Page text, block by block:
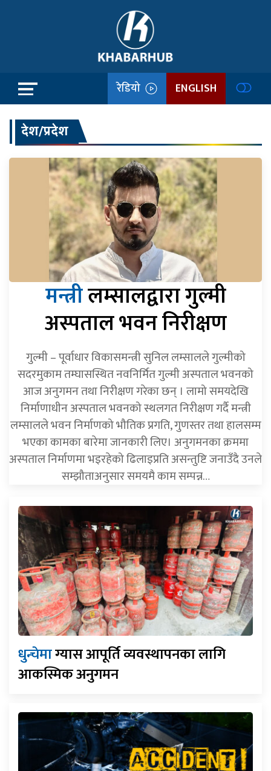
रेडियो ENGLISH
देश/प्रदेश
मन्त्रीलम्सालद्वारा गुल्मी
अस्पताल भवन निरीक्षण
गुल्मी – पूर्वाधार विकासमन्त्री सुनिल लम्सालले गुल्मीको
सदरमुकाम तम्घासस्थित नवनिर्मित गुल्मी अस्पताल भवनको
आज अनुगमन तथा निरीक्षण गरेका छन् । लामो समयदेखि
निर्माणाधीन अस्पताल भवनको स्थलगत निरीक्षण गर्दै मन्त्री
लम्सालले भवन निर्माणको भौतिक प्रगति, गुणस्तर तथा हालसम्म
भएका कामका बारेमा जानकारी लिए। अनुगमनका क्रममा
अस्पताल निर्माणमा भइरहेको ढिलाइप्रति असन्तुष्टि जनाउँदै उनले
सम्झौताअनुसार समयमै काम सम्पन्न…
धुन्चेमाग्यास आपूर्ति व्यवस्थापनका लागि
आकस्मिक अनुगमन